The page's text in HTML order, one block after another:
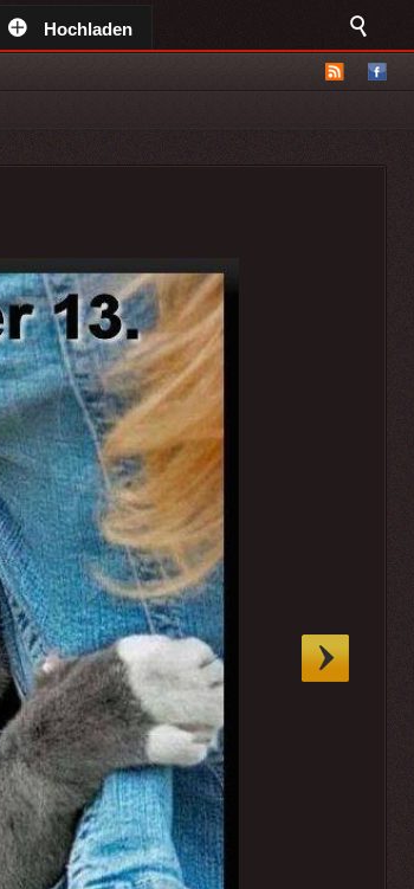
Hochladen